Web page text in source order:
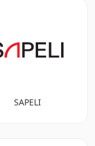
SAPELI